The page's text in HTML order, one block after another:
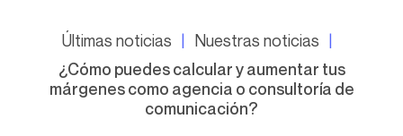
Últimas noticias
Nuestras noticias
¿Cómo puedes calcular y aumentar tus
márgenes como agencia o consultoría de
comunicación?